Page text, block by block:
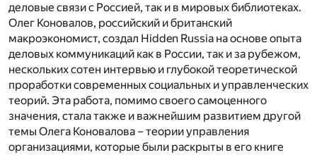
деловые связи с Россией, так и в мировых библиотеках.
Олег Коновалов, российский и британский
макроэкономист, создал Hidden Russia на основе опыта
деловых коммуникаций как в России, так и за рубежом,
нескольких сотен интервью и глубокой теоретической
проработки современных социальных и управленческих
теорий. Эта работа, помимо своего самоценного
значения, стала также и важнейшим развитием другой
темы Олега Коновалова – теории управления
организациями, которые были раскрыты в его книге